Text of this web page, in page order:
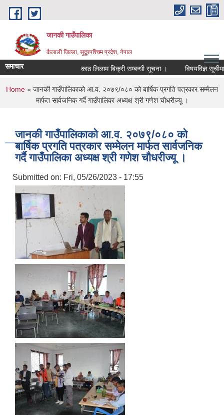
Skip to main content
जानकी गाउँपालिका
कैलाली जिल्ला, सुदूरपश्चिम प्रदेश, नेपाल
समाचार काठ लिलाम बिक्री सम्बन्धी सूचना । विषयविज्ञ सूचीमा
You are here
Home » जानकी गाउँपालिकाको आ.व. २०७९/०८० को बार्षिक प्रगति पत्रकार सम्मेलन
मार्फत सार्वजनिक गर्दै गाउँपालिका अध्यक्ष श्री गणेश चौधरीज्यू ।
जानकी गाउँपालिकाको आ.व. २०७९/०८० को
बार्षिक प्रगति पत्रकार सम्मेलन मार्फत सार्वजनिक
गर्दै गाउँपालिका अध्यक्ष श्री गणेश चौधरीज्यू ।
Submitted on: Fri, 05/26/2023 - 17:55